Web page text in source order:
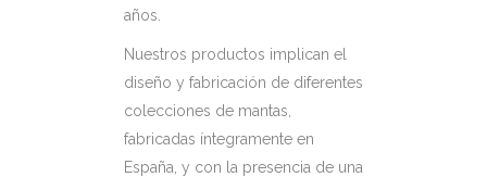
años.
Nuestros productos implican el
diseño y fabricación de diferentes
colecciones de mantas,
fabricadas íntegramente en
España, y con la presencia de una